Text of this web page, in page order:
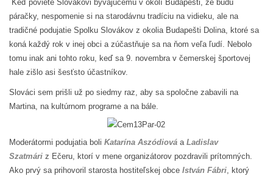
Keď poviete Slovákovi bývajúcemu v okolí Budapešti, že budú
páračky, nespomenie si na starodávnu tradíciu na vidieku, ale na
tradičné podujatie Spolku Slovákov z okolia Budapešti Dolina, ktoré sa
koná každý rok v inej obci a zúčastňuje sa na ňom veľa ľudí. Nebolo
tomu inak ani tohto roku, keď sa 9. novembra v čemerskej športovej
hale zišlo asi šesťsto účastníkov.
Slováci sem prišli už po siedmy raz, aby sa spoločne zabavili na
Martina, na kultúrnom programe a na bále.
Moderátormi podujatia boli Katarína Aszódiová a Ladislav
Szatmári z Ečeru, ktorí v mene organizátorov pozdravili prítomných.
Ako prvý sa prihovoril starosta hostiteľskej obce István Fábri, ktorý